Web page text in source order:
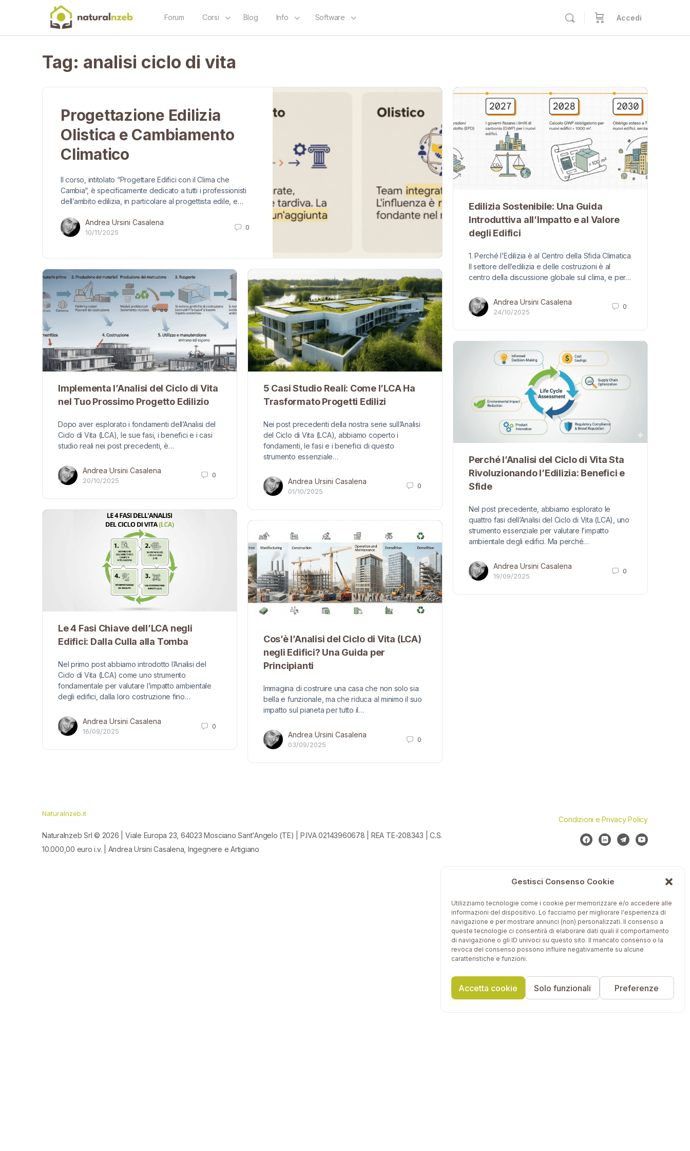
Gestisci Consenso Cookie
Utilizziamo tecnologie come i cookie per memorizzare e/o accedere alle
informazioni del dispositivo. Lo facciamo per migliorare l'esperienza di
navigazione e per mostrare annunci (non) personalizzati. Il consenso a
queste tecnologie ci consentirà di elaborare dati quali il comportamento
di navigazione o gli ID univoci su questo sito. Il mancato consenso o la
revoca del consenso possono influire negativamente su alcune
caratteristiche e funzioni.
Accetta cookie Solo funzionali Preferenze
Forum Corsi Blog Info Software Accedi
Tag: analisi ciclo di vita
Progettazione Edilizia
Olistica e Cambiamento
Climatico
Il corso, intitolato “Progettare Edifici con il Clima che
Cambia“, è specificamente dedicato a tutti i professionisti
dell’ambito edilizia, in particolare al progettista edile, e…
Andrea Ursini Casalena
10/11/2025
0
Edilizia Sostenibile: Una Guida
Introduttiva all’Impatto e al Valore
degli Edifici
1. Perché l’Edilizia è al Centro della Sfida Climatica
Il settore dell’edilizia e delle costruzioni è al
centro della discussione globale sul clima, e per…
Andrea Ursini Casalena
24/10/2025
0
Implementa l’Analisi del Ciclo di Vita
nel Tuo Prossimo Progetto Edilizio
Dopo aver esplorato i fondamenti dell’Analisi del
Ciclo di Vita (LCA), le sue fasi, i benefici e i casi
studio reali nei post precedenti, è…
Andrea Ursini Casalena
20/10/2025
0
5 Casi Studio Reali: Come l’LCA Ha
Trasformato Progetti Edilizi
Nei post precedenti della nostra serie sull’Analisi
del Ciclo di Vita (LCA), abbiamo coperto i
fondamenti, le fasi e i benefici di questo
strumento essenziale…
Andrea Ursini Casalena
01/10/2025
0
Perché l’Analisi del Ciclo di Vita Sta
Rivoluzionando l’Edilizia: Benefici e
Sfide
Nel post precedente, abbiamo esplorato le
quattro fasi dell’Analisi del Ciclo di Vita (LCA), uno
strumento essenziale per valutare l’impatto
ambientale degli edifici. Ma perché…
Andrea Ursini Casalena
19/09/2025
0
Le 4 Fasi Chiave dell’LCA negli
Edifici: Dalla Culla alla Tomba
Nel primo post abbiamo introdotto l’Analisi del
Ciclo di Vita (LCA) come uno strumento
fondamentale per valutare l’impatto ambientale
degli edifici, dalla loro costruzione fino…
Andrea Ursini Casalena
16/09/2025
0
Cos’è l’Analisi del Ciclo di Vita (LCA)
negli Edifici? Una Guida per
Principianti
Immagina di costruire una casa che non solo sia
bella e funzionale, ma che riduca al minimo il suo
impatto sul pianeta per tutto il…
Andrea Ursini Casalena
03/09/2025
0
Naturalnzeb.it
Naturalnzeb Srl © 2026 | Viale Europa 23, 64023 Mosciano Sant'Angelo (TE) | P.IVA 02143960678 | REA TE-208343 | C.S.
10.000,00 euro i.v. | Andrea Ursini Casalena, Ingegnere e Artigiano
Condizioni e Privacy Policy